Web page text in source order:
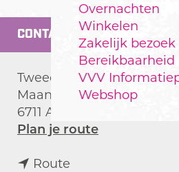
Overnachten
Winkelen
Zakelijk bezoek
Bereikbaarheid
VVV
Webshop
CONTACT
Tweedehands
Maandereind 19
6711 AD
Plan je routen
Route